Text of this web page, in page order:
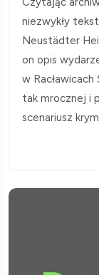
niezwykły
Neustädter
on opis
w
tak mrocznej i
scenariusz